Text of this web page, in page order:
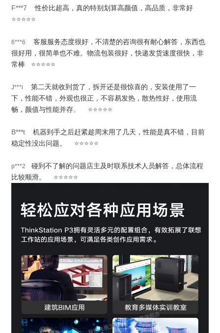
F***7性价比超高，真的特别划算高颜值，高品质，非常好
⭐⭐⭐⭐⭐
6***6
客服服务态度很好，不清楚的咨询很有耐心解答，东西也
很好用，很简单也不难。物流包装很好，快递发货速度很快，非
常棒 ⭐⭐⭐⭐⭐
J***i
第二天就收到货了，拆开还是很惊喜的，安装使用了一
下，性能不错，外观也很正，不容易发热，散热性好，使用流
畅，颜值与性能并存。 ⭐⭐⭐⭐⭐
B***t机器到手之后赶紧趁周末用了几天，性能是真不错，目前
稳定性没出问题。
⭐⭐⭐⭐⭐
p***2
碰到不了解的问题店主及时联系技术人员解答，总体流程
比较顺滑。
⭐⭐⭐⭐⭐